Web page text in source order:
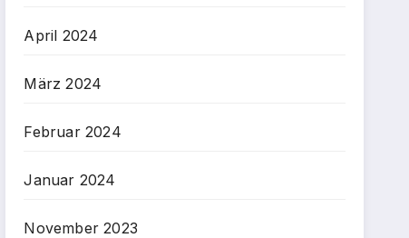
April 2024
März 2024
Februar 2024
Januar 2024
November 2023